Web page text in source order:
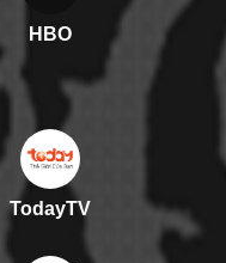
HBO
TodayTV